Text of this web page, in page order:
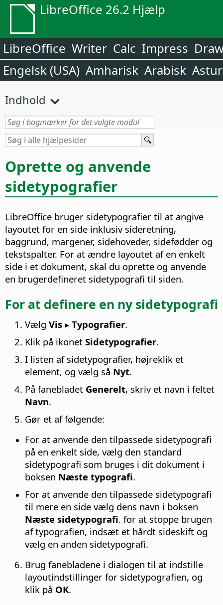
LibreOffice 26.2 Hjælp
LibreOffice Writer Calc Impress
Engelsk (USA) Amharisk Arabisk
Indhold
Oprette og anvende
sidetypografier
LibreOffice bruger sidetypografier til at angive
layoutet for en side inklusiv sideretning,
baggrund, margener, sidehoveder, sidefødder og
tekstspalter. For at ændre layoutet af en enkelt
side i et dokument, skal du oprette og anvende
en brugerdefineret sidetypografi til siden.
For at definere en ny sidetypografi
Vælg Vis ▸ Typografier.
Klik på ikonet Sidetypografier.
I listen af sidetypografier, højreklik et
element, og vælg så Nyt.
På fanebladet Generelt, skriv et navn i feltet
Navn.
Gør et af følgende:
For at anvende den tilpassede sidetypografi
på en enkelt side, vælg den standard
sidetypografi som bruges i dit dokument i
boksen Næste typografi.
For at anvende den tilpassede sidetypografi
til mere en side vælg dens navn i boksen
Næste sidetypografi. for at stoppe brugen
af typografien, indsæt et hårdt sideskift og
vælg en anden sidetypografi.
Brug fanebladene i dialogen til at indstille
layoutindstillinger for sidetypografien, og
klik på OK.